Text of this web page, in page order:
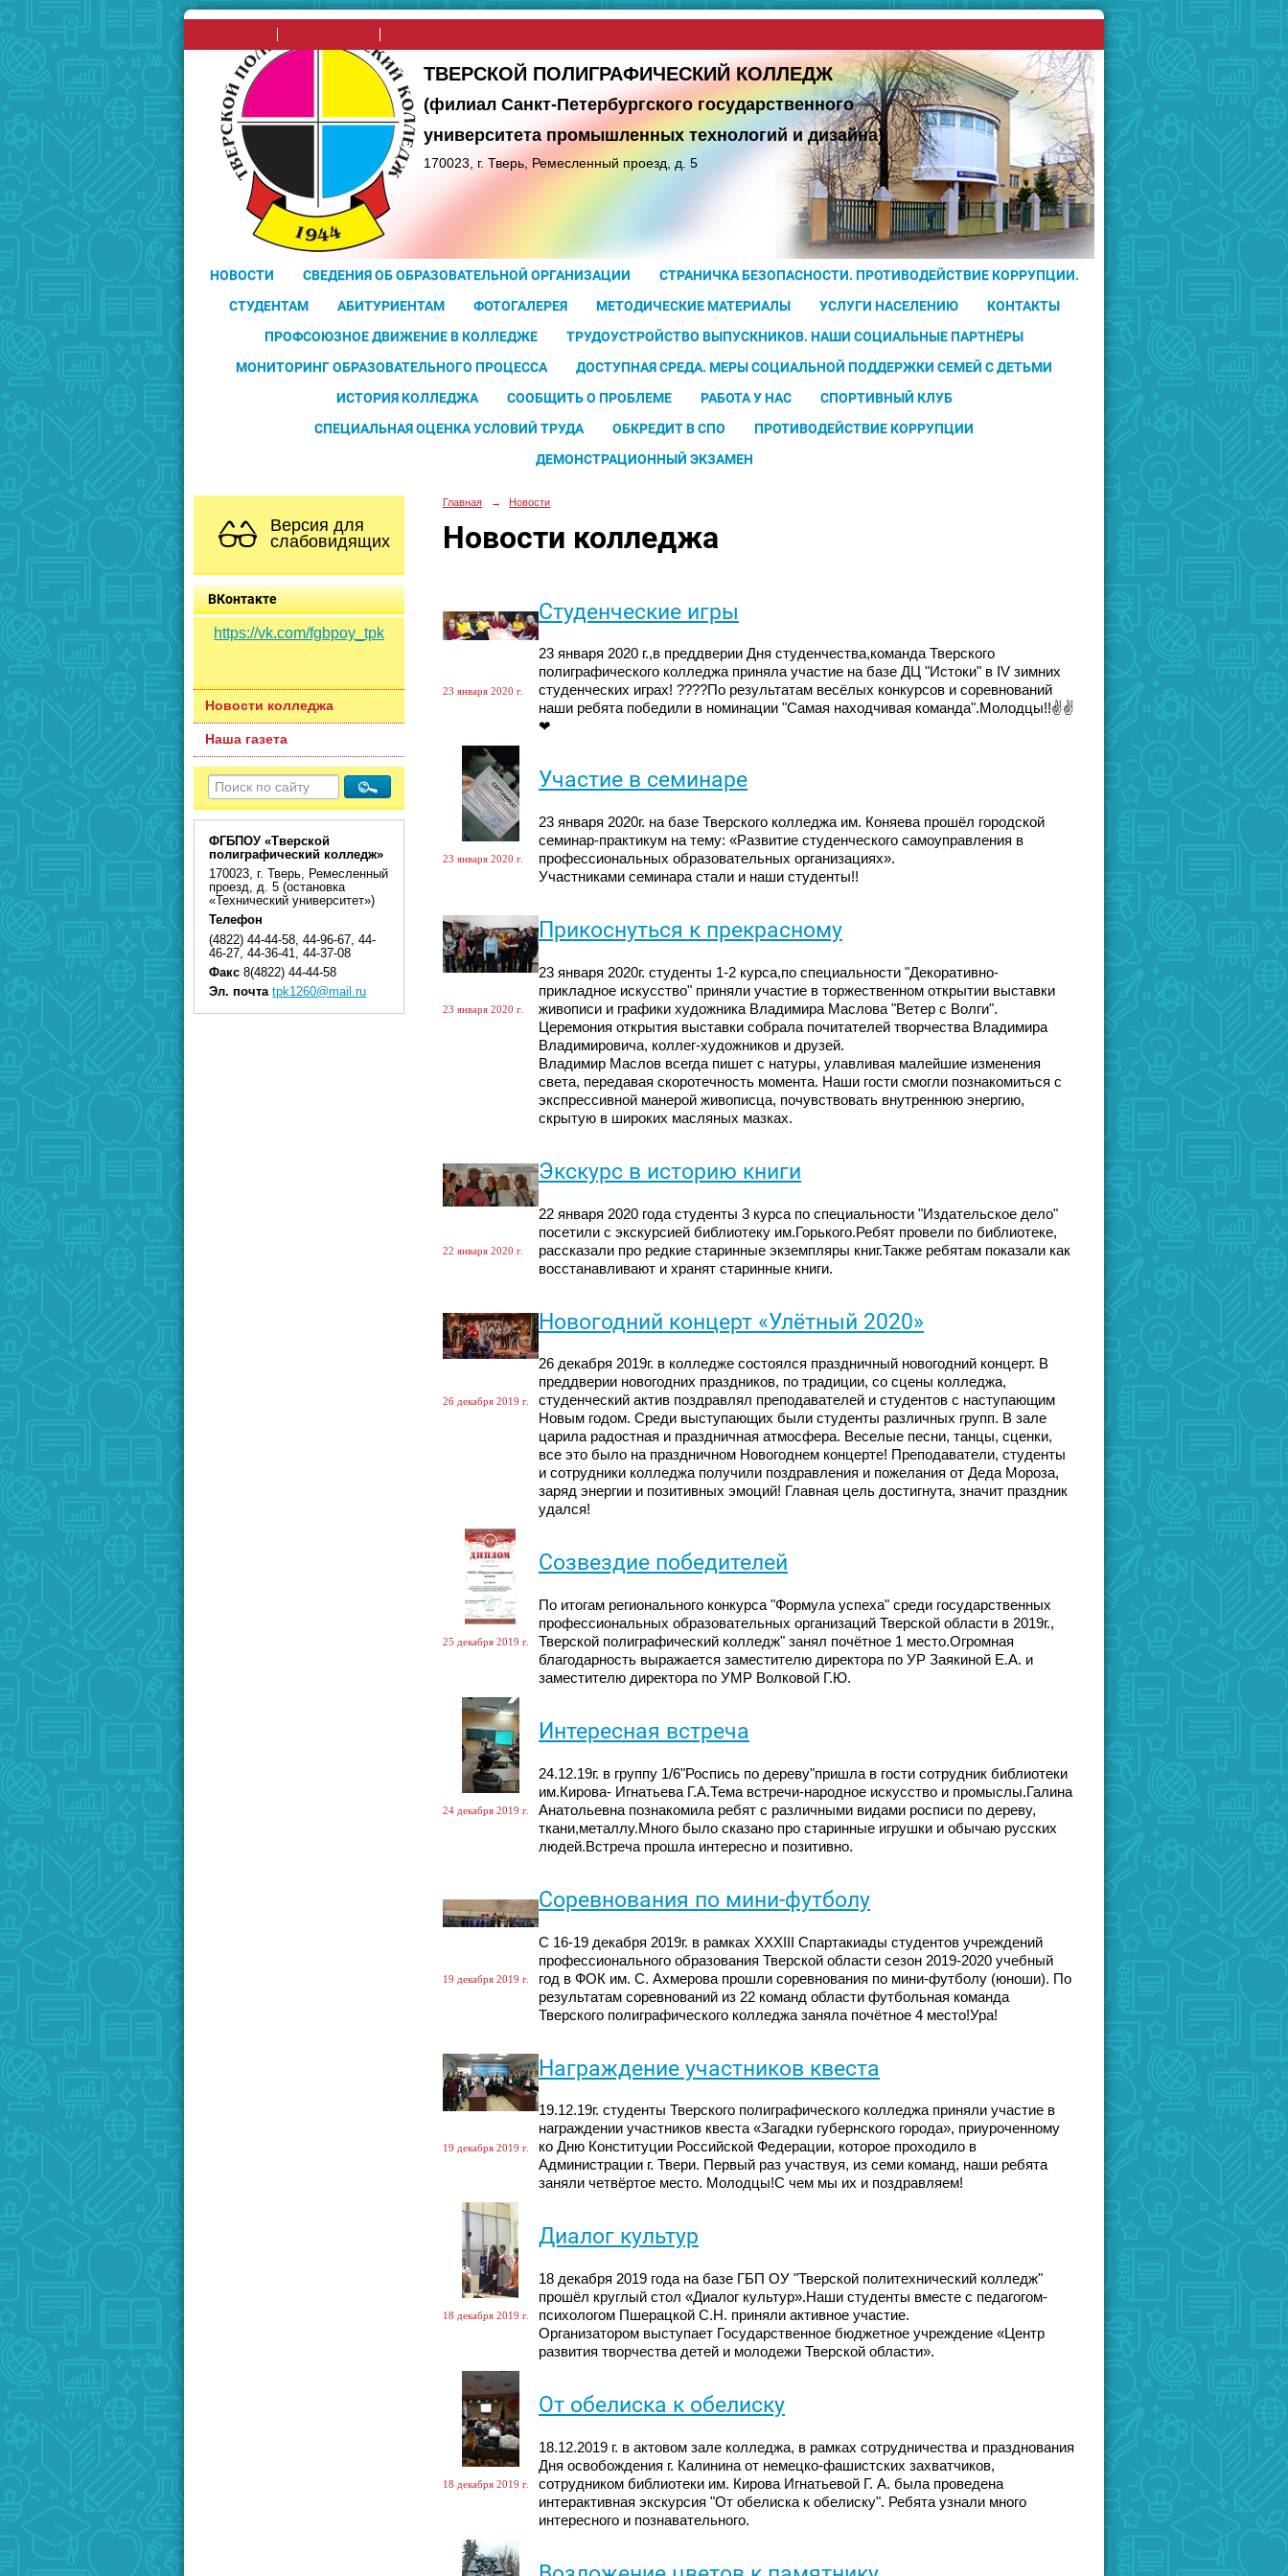
ТВЕРСКОЙ ПОЛИГРАФИЧЕСКИЙ КОЛЛЕДЖ
(филиал Санкт-Петербургского государственного
университетапромышленных технологий и дизайна)
170023, г. Тверь, Ремесленный проезд, д. 5
НОВОСТИ СВЕДЕНИЯ ОБ ОБРАЗОВАТЕЛЬНОЙ ОРГАНИЗАЦИИ
СТРАНИЧКА БЕЗОПАСНОСТИ. ПРОТИВОДЕЙСТВИЕ КОРРУПЦИИ.
СТУДЕНТАМ
АБИТУРИЕНТАМ ФОТОГАЛЕРЕЯ МЕТОДИЧЕСКИЕ МАТЕРИАЛЫ УСЛУГИ НАСЕЛЕНИЮ
КОНТАКТЫ
ПРОФСОЮЗНОЕ ДВИЖЕНИЕ В КОЛЛЕДЖЕ
ТРУДОУСТРОЙСТВО ВЫПУСКНИКОВ. НАШИ СОЦИАЛЬНЫЕ ПАРТНЁРЫ
МОНИТОРИНГ ОБРАЗОВАТЕЛЬНОГО ПРОЦЕССА
ДОСТУПНАЯ СРЕДА. МЕРЫ СОЦИАЛЬНОЙ ПОДДЕРЖКИ СЕМЕЙ С ДЕТЬМИ
ИСТОРИЯ КОЛЛЕДЖА
СООБЩИТЬ О ПРОБЛЕМЕ РАБОТА У НАС
СПОРТИВНЫЙ КЛУБ
СПЕЦИАЛЬНАЯ ОЦЕНКА УСЛОВИЙ ТРУДА
ОБКРЕДИТ В СПО
ПРОТИВОДЕЙСТВИЕ КОРРУПЦИИ
ДЕМОНСТРАЦИОННЫЙ ЭКЗАМЕН
Версия для
слабовидящих
ВКонтакте
https://vk.com/fgbpoy_tpk
Новости колледжа
Наша газета
ФГБПОУ «Тверской
полиграфический колледж»
170023, г. Тверь, Ремесленный
проезд, д. 5 (остановка
«Технический университет»)
Телефон
(4822) 44-44-58, 44-96-67, 44-
46-27, 44-36-41, 44-37-08
Факс 8(4822) 44-44-58
Эл. почта tpk1260@mail.ru
Главная → Новости
Новости колледжа
23 января 2020 г.
Студенческие игры
23 января 2020 г.,в преддверии Дня студенчества,команда Тверского
полиграфического колледжа приняла участие на базе ДЦ "Истоки" в IV зимних
студенческих играх! ????По результатам весёлых конкурсов и соревнований
наши ребята победили в номинации "Самая находчивая команда".Молодцы!!✌✌
❤
23 января 2020 г.
Участие в семинаре
23 января 2020г. на базе Тверского колледжа им. Коняева прошёл городской
семинар-практикум на тему: «Развитие студенческого самоуправления в
профессиональных образовательных организациях».
Участниками семинара стали и наши студенты!!
23 января 2020 г.
Прикоснуться к прекрасному
23 января 2020г. студенты 1-2 курса,по специальности "Декоративно-
прикладное искусство" приняли участие в торжественном открытии выставки
живописи и графики художника Владимира Маслова "Ветер с Волги".
Церемония открытия выставки собрала почитателей творчества Владимира
Владимировича, коллег-художников и друзей.
Владимир Маслов всегда пишет с натуры, улавливая малейшие изменения
света, передавая скоротечность момента. Наши гости смогли познакомиться с
экспрессивной манерой живописца, почувствовать внутреннюю энергию,
скрытую в широких масляных мазках.
22 января 2020 г.
Экскурс в историю книги
22 января 2020 года студенты 3 курса по специальности "Издательское дело"
посетили с экскурсией библиотеку им.Горького.Ребят провели по библиотеке,
рассказали про редкие старинные экземпляры книг.Также ребятам показали как
восстанавливают и хранят старинные книги.
26 декабря 2019 г.
Новогодний концерт «Улётный 2020»
26 декабря 2019г. в колледже состоялся праздничный новогодний концерт. В
преддверии новогодних праздников, по традиции, со сцены колледжа,
студенческий актив поздравлял преподавателей и студентов с наступающим
Новым годом. Среди выступающих были студенты различных групп. В зале
царила радостная и праздничная атмосфера. Веселые песни, танцы, сценки,
все это было на праздничном Новогоднем концерте! Преподаватели, студенты
и сотрудники колледжа получили поздравления и пожелания от Деда Мороза,
заряд энергии и позитивных эмоций! Главная цель достигнута, значит праздник
удался!
25 декабря 2019 г.
Созвездие победителей
По итогам регионального конкурса "Формула успеха" среди государственных
профессиональных образовательных организаций Тверской области в 2019г.,
Тверской полиграфический колледж" занял почётное 1 место.Огромная
благодарность выражается заместителю директора по УР Заякиной Е.А. и
заместителю директора по УМР Волковой Г.Ю.
24 декабря 2019 г.
Интересная встреча
24.12.19г. в группу 1/6"Роспись по дереву"пришла в гости сотрудник библиотеки
им.Кирова- Игнатьева Г.А.Тема встречи-народное искусство и промыслы.Галина
Анатольевна познакомила ребят с различными видами росписи по дереву,
ткани,металлу.Много было сказано про старинные игрушки и обычаю русских
людей.Встреча прошла интересно и позитивно.
19 декабря 2019 г.
Соревнования по мини-футболу
С 16-19 декабря 2019г. в рамках XXXIII Спартакиады студентов учреждений
профессионального образования Тверской области сезон 2019-2020 учебный
год в ФОК им. С. Ахмерова прошли соревнования по мини-футболу (юноши). По
результатам соревнований из 22 команд области футбольная команда
Тверского полиграфического колледжа заняла почётное 4 место!Ура!
19 декабря 2019 г.
Награждение участников квеста
19.12.19г. студенты Тверского полиграфического колледжа приняли участие в
награждении участников квеста «Загадки губернского города», приуроченному
ко Дню Конституции Российской Федерации, которое проходило в
Администрации г. Твери. Первый раз участвуя, из семи команд, наши ребята
заняли четвёртое место. Молодцы!С чем мы их и поздравляем!
18 декабря 2019 г.
Диалог культур
18 декабря 2019 года на базе ГБП ОУ "Тверской политехнический колледж"
прошёл круглый стол «Диалог культур».Наши студенты вместе с педагогом-
психологом Пшерацкой С.Н. приняли активное участие.
Организатором выступает Государственное бюджетное учреждение «Центр
развития творчества детей и молодежи Тверской области».
18 декабря 2019 г.
От обелиска к обелиску
18.12.2019 г. в актовом зале колледжа, в рамках сотрудничества и празднования
Дня освобождения г. Калинина от немецко-фашистских захватчиков,
сотрудником библиотеки им. Кирова Игнатьевой Г. А. была проведена
интерактивная экскурсия "От обелиска к обелиску". Ребята узнали много
интересного и познавательного.